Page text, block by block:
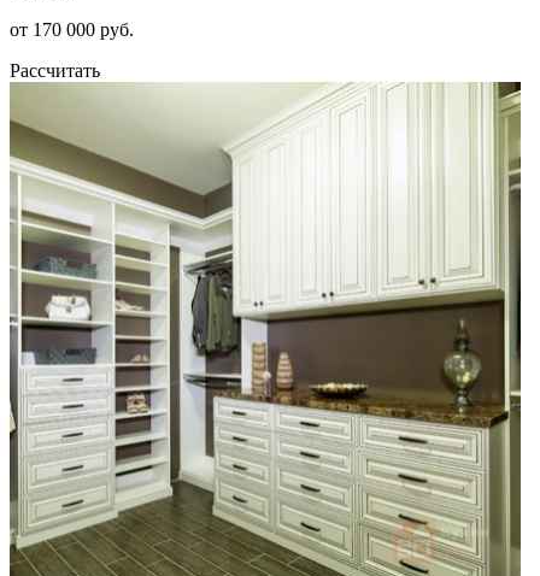
от 170 000 руб.
Рассчитать